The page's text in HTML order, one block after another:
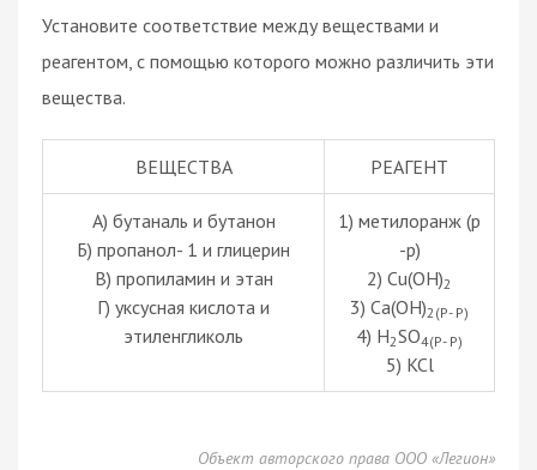
Установите соответствие между веществами и
реагентом, с помощью которого можно различить эти
вещества.
ВЕЩЕСТВА РЕАГЕНТ
А) бутаналь и бутанон
Б) пропанол- 1 и глицерин
В) пропиламин и этан
Г) уксусная кислота и
этиленгликоль
1) метилоранж (р
-р)
2) Cu(OH)2
3) Ca(OH)2(Р- Р)
4) H2SO4(Р- Р)
5) KCl
Объект авторского права ООО «Легион»